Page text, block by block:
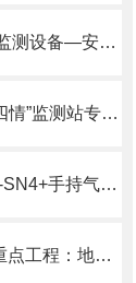
风途仪器/推送:地下水位监测设备—安装简单方便的防爆地下水位监测仪
风途科技：高标准农田“四情”监测站专业制造商，实力保障农田智慧化。
大棚/大田/温室通用！FT-SN4+手持气象仪实现空气温湿·光照·CO₂一手掌控
2026智慧城市内涝监测重点工程：地埋式积水监测站：埋入地下实时感知水位。